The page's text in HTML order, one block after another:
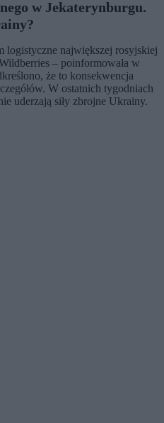
w Jekaterynburgu.
logistyczne największej rosyjskiej
– poinformowała w
że to konsekwencja
W ostatnich tygodniach
uderzają siły zbrojne Ukrainy.